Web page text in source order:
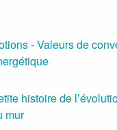
- Valeurs de
histoire de
mur